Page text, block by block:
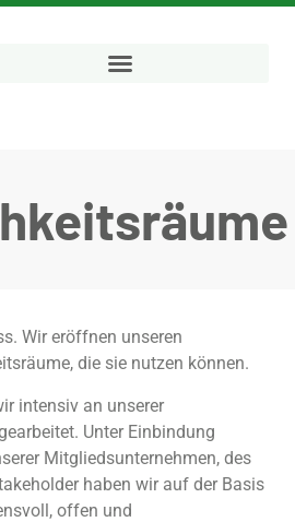
Wir eröffnen unseren
die sie nutzen können.
intensiv an unserer
Unter Einbindung
Mitgliedsunternehmen, des
haben wir auf der Basis
offen und